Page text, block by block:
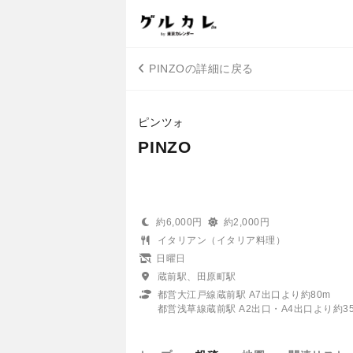
PINZOの詳細に戻る
ピンツォ
PINZO
約6,000円
約2,000円
イタリアン（イタリア料理）
日曜日
蔵前駅、田原町駅
都営大江戸線蔵前駅 A7出口より約80m
都営浅草線蔵前駅 A2出口・A4出口より約